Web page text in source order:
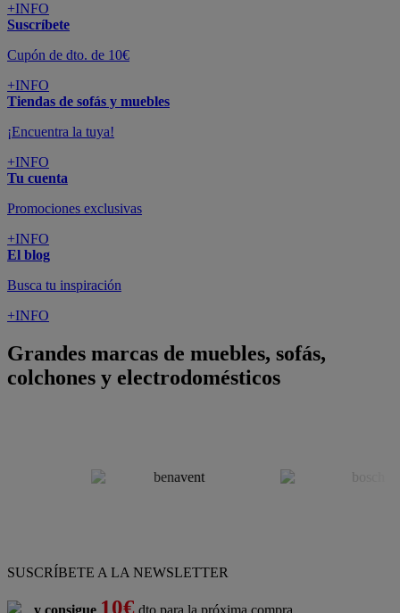
+INFO
Suscríbete
Cupón de dto. de 10€
+INFO
Tiendas de sofás y muebles
¡Encuentra la tuya!
+INFO
Tu cuenta
Promociones exclusivas
+INFO
El blog
Busca tu inspiración
+INFO
Grandes marcas de muebles, sofás,
colchones y electrodomésticos
SUSCRÍBETE A LA NEWSLETTER
y consigue 10€ dto para la próxima compra